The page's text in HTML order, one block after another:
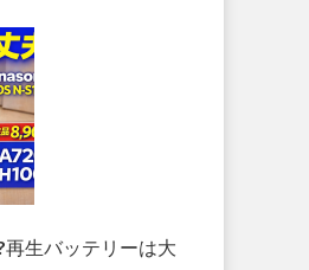
生バッテリーは大